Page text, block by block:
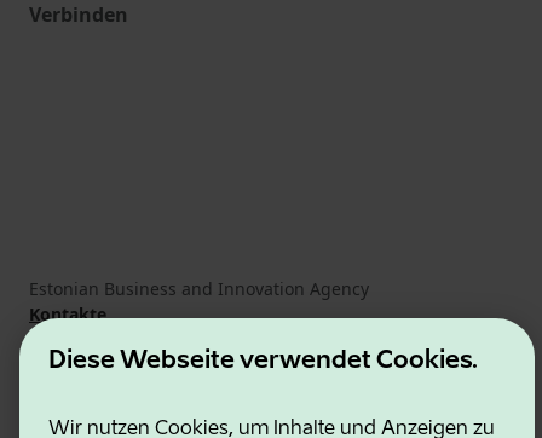
Diese Webseite verwendet Cookies.
Wir nutzen Cookies, um Inhalte und Anzeigen zu
Verbinden
Estonian Business and Innovation Agency
Kontakte
Kooperationspartner
Nutzungsbedingungen